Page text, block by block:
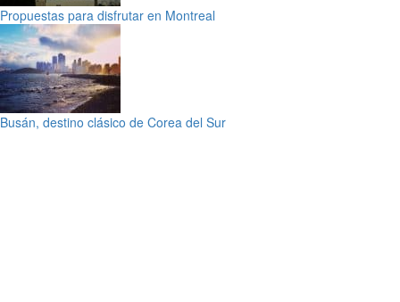
Propuestas para disfrutar en Montreal
Busán, destino clásico de Corea del Sur